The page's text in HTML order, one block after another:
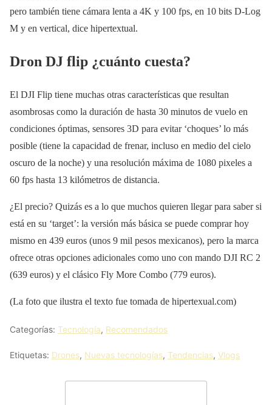
pero también tiene cámara lenta a 4K y 100 fps, en 10 bits D-Log
M y en vertical, dice hipertextual.
Dron DJ flip ¿cuánto cuesta?
El DJI Flip tiene muchas otras características que resultan
asombrosas como la duración de hasta 30 minutos de vuelo en
condiciones óptimas, sensores 3D para evitar ‘choques’ lo más
posible (tiene la capacidad de frenar, incluso en medio del cielo
oscuro de la noche) y una resolución máxima de 1080 pixeles a
60 fps hasta 13 kilómetros de distancia.
¿El precio? Quizás es a lo que muchos quieren llegar para saber si
está en su ‘target’: la versión más básica se puede comprar hoy
mismo en 439 euros (unos 9 mil pesos mexicanos), pero la marca
ofrece otras opciones adicionales como uno con mando DJI RC 2
(639 euros) y el clásico Fly More Combo (779 euros).
(La foto que ilustra el texto fue tomada de hipertexual.com)
Categorías: Tecnología, Recomendados
Etiquetas: Drones, Nuevas tecnologías, Tendencias, Vlogs